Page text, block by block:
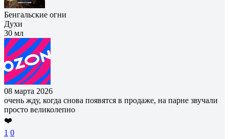
Бенгальские огни
Духи
30 мл
08 марта 2026
очень жду, когда снова появятся в продаже, на парне звучали
просто великолепно
❤️
1 0